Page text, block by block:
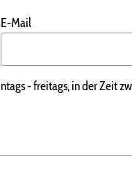
E-Mail
- freitags, in der Zeit